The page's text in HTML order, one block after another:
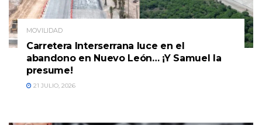
MOVILIDAD
Carretera Interserrana luce en el
abandono en Nuevo León… ¡Y Samuel la
presume!
21 JULIO, 2026